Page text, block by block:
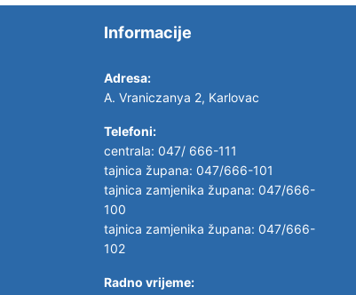
Informacije
Adresa:
A. Vraniczanya 2, Karlovac
Telefoni:
centrala: 047/ 666-111
tajnica župana: 047/666-101
tajnica zamjenika župana: 047/666-
100
tajnica zamjenika župana: 047/666-
102
Radno vrijeme: